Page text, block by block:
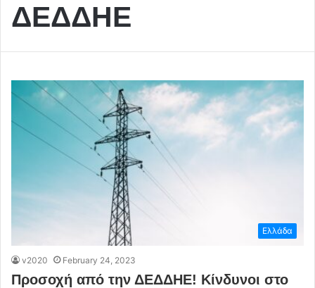
ΔΕΔΔΗΕ
Ελλάδα
v2020 February 24, 2023
Προσοχή από την ΔΕΔΔΗΕ! Κίνδυνοι στο